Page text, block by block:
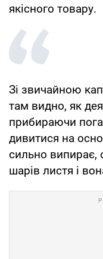
якісного товару.
Зі звичайною
там видно, як
прибираючи
дивитися на
сильно випирає,
шарів листя і